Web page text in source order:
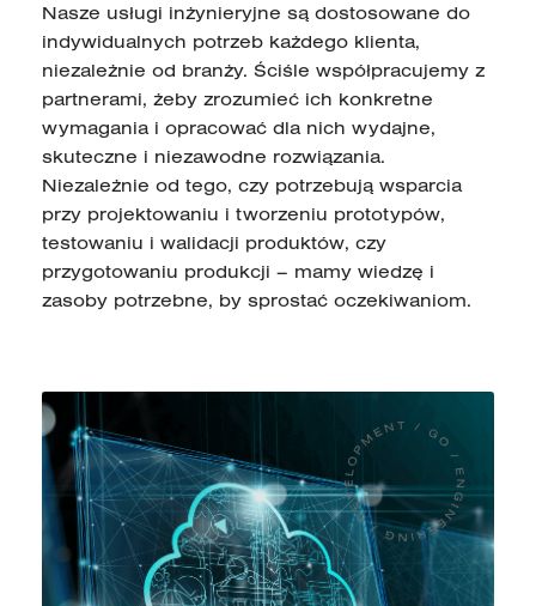
Nasze usługi inżynieryjne są dostosowane do
indywidualnych potrzeb każdego klienta,
niezależnie od branży. Ściśle współpracujemy z
partnerami, żeby zrozumieć ich konkretne
wymagania i opracować dla nich wydajne,
skuteczne i niezawodne rozwiązania.
Niezależnie od tego, czy potrzebują wsparcia
przy projektowaniu i tworzeniu prototypów,
testowaniu i walidacji produktów, czy
przygotowaniu produkcji – mamy wiedzę i
zasoby potrzebne, by sprostać oczekiwaniom.